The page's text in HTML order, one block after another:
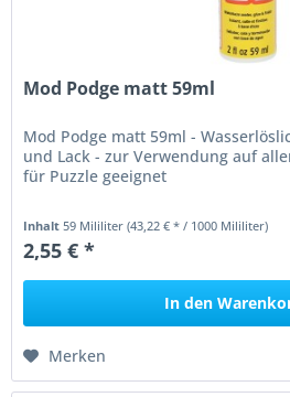
Mod Podge matt 59ml
Mod Podge matt 59ml -
und Lack - zur Verwendung auf
für Puzzle geeignet
Inhalt 59 Mililiter(43,22 € * / 1000 Mililiter)
2,55 € *
In den
Merken